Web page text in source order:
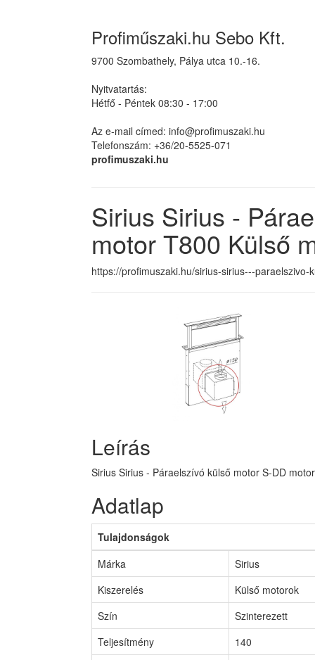
Profiműszaki.hu Sebo Kft.
9700 Szombathely, Pálya utca 10.-16.
Nyitvatartás:
Hétfő - Péntek 08:30 - 17:00
Az e-mail címed: info@profimuszaki.hu
Telefonszám: +36/20-5525-071
profimuszaki.hu
Sirius Sirius -
motor T800 Külső
https://profimuszaki.hu/sirius-sirius---
Leírás
Sirius Sirius - Páraelszívó külső motor S-DD
Adatlap
Tulajdonságok
Márka
Sirius
Kiszerelés
Külső motorok
Szín
Szinterezett
Teljesítmény
140